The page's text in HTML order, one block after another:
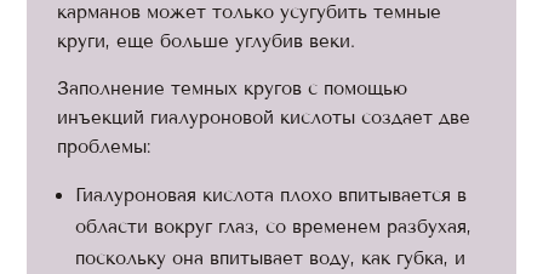
карманов может только усугубить темные
круги, еще больше углубив веки.
Заполнение темных кругов с помощью
инъекций гиалуроновой кислоты создает две
проблемы:
Гиалуроновая кислота плохо впитывается в
области вокруг глаз, со временем разбухая,
поскольку она впитывает воду, как губка, и